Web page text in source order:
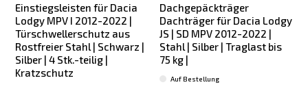
Einstiegsleisten für Dacia
Lodgy MPV I 2012-2022 |
Türschwellerschutz aus
Rostfreier Stahl | Schwarz |
Silber | 4 Stk.-teilig |
Kratzschutz
Dachgepäckträger
Dachträger für Dacia Lodgy
JS | SD MPV 2012-2022 |
Stahl | Silber | Traglast bis
75 kg |
Auf Bestellung